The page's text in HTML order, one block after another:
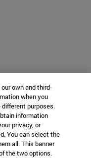
own and third-
when you
purposes.
information
privacy, or
You can select the
all. This banner
the two options.